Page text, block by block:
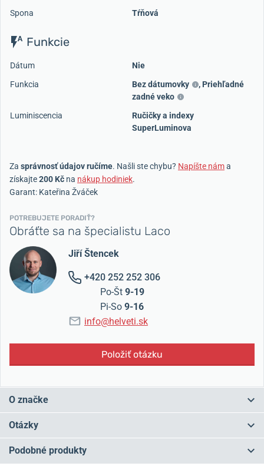
Spona
Tŕňová
Funkcie
Dátum
Nie
Funkcia
Bez dátumovky , Priehľadné
zadné veko
Luminiscencia
Ručičky a indexy
SuperLuminova
Za správnosť údajov ručíme. Našli ste chybu? Napíšte náma
získajte200 Kč na nákup hodiniek.
Garant: Kateřina Žváček
POTREBUJETE PORADIŤ?
Obráťte sa na špecialistu Laco
Jiří Štencek
+420 252 252 306
Po-Št 9-19
Pi-So 9-16
info@helveti.sk
Položiť otázku
O značke
a Ludwigom Hummelom v
Lacher & Co
, odtiaľ teda názov
predovšetkým vďaka svojim pilotným hodinkám, produkovaným
Otázky
Máte otázku? Zanechajte nám komentár
Podobné produkty